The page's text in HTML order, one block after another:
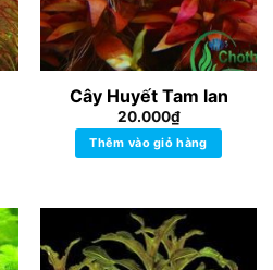
Cây Huyết Tam lan
20.000₫
Thêm vào giỏ hàng